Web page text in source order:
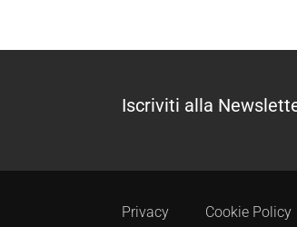
Iscriviti alla
Privacy Cookie Policy